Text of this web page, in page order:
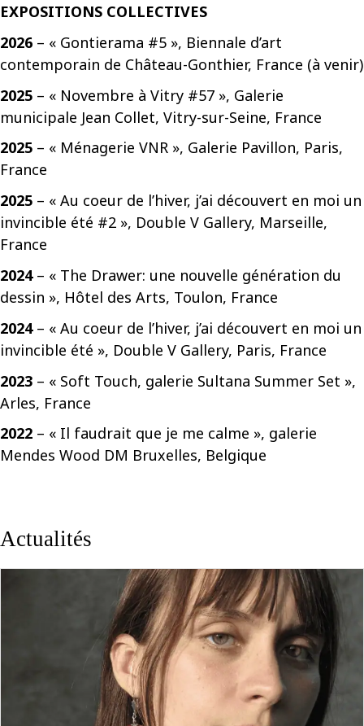
EXPOSITIONS COLLECTIVES
2026 – « Gontierama #5 », Biennale d’art
contemporain de Château-Gonthier, France (à venir)
2025 – « Novembre à Vitry #57 », Galerie
municipale Jean Collet, Vitry-sur-Seine, France
2025 – « Ménagerie VNR », Galerie Pavillon, Paris,
France
2025 – « Au coeur de l’hiver, j’ai découvert en moi un
invincible été #2 », Double V Gallery, Marseille,
France
2024– « The Drawer: une nouvelle génération du
dessin », Hôtel des Arts, Toulon, France
2024– « Au coeur de l’hiver, j’ai découvert en moi un
invincible été », Double V Gallery, Paris, France
2023 – « Soft Touch, galerie Sultana Summer Set »,
Arles, France
2022 – « Il faudrait que je me calme », galerie
Mendes Wood DM Bruxelles, Belgique
Actualités